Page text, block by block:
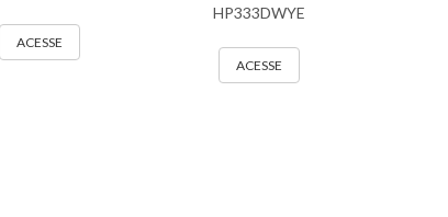
ACESSE
HP333DWYE
ACESSE